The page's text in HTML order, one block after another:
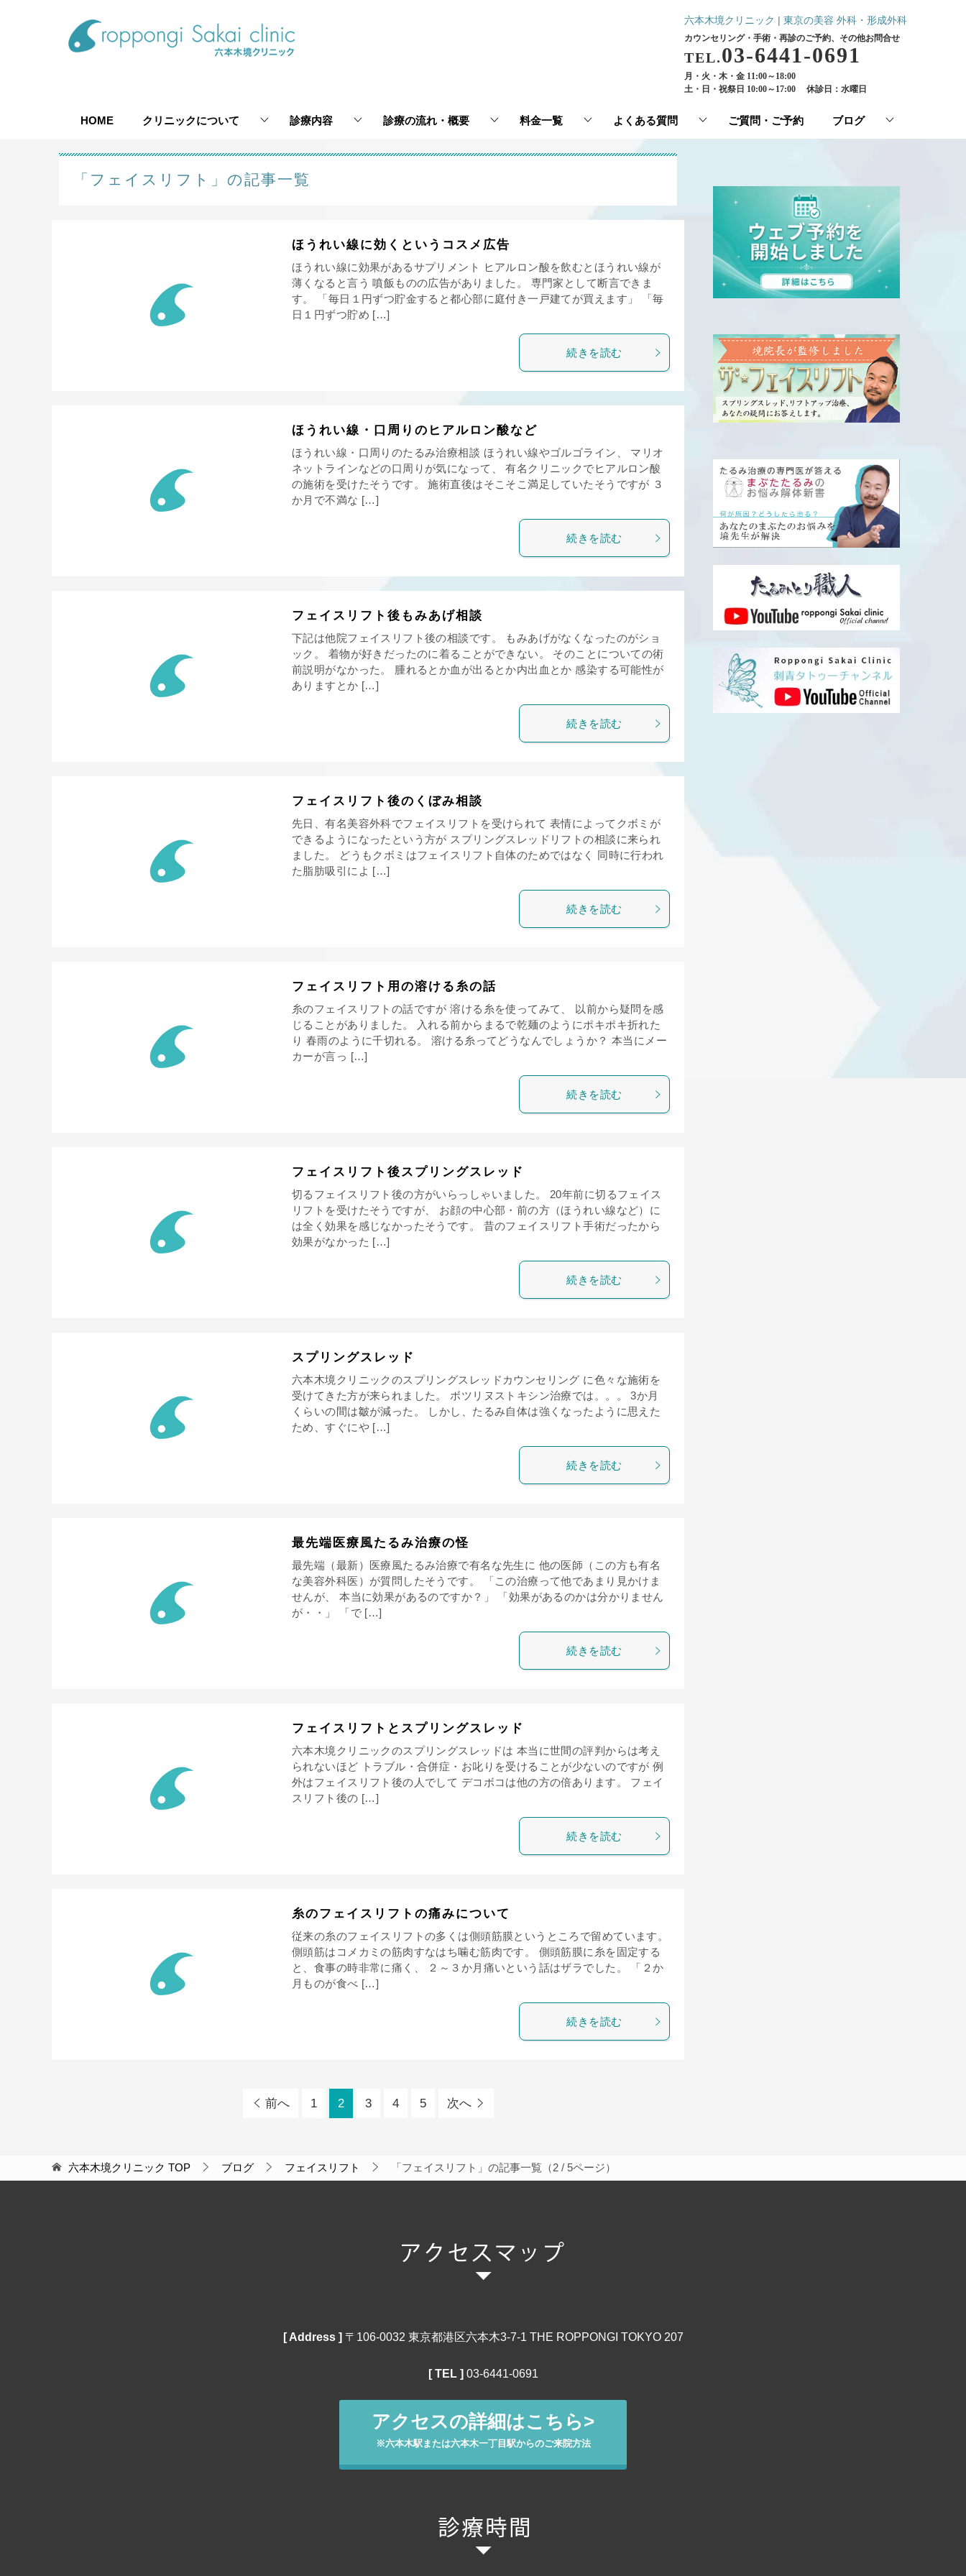
六本木境クリニック | 東京の美容 外科・形成外科
カウンセリング・手術・再診のご予約、その他お問合せ
TEL.03-6441-0691
月・火・木・金 11:00～18:00
土・日・祝祭日 10:00～17:00
休診日：水曜日
HOME クリニックについて 診療内容 診療の流れ・概要 料金一覧 よくある質問 ご質問・ご予約 ブログ
「フェイスリフト」の記事一覧
ほうれい線に効くというコスメ広告
ほうれい線に効果があるサプリメント ヒアルロン酸を飲むとほうれい線が
薄くなると言う 噴飯ものの広告がありました。 専門家として断言できま
す。 「毎日１円ずつ貯金すると都心部に庭付き一戸建てが買えます」 「毎
日１円ずつ貯め […]
続きを読む
ほうれい線・口周りのヒアルロン酸など
ほうれい線・口周りのたるみ治療相談 ほうれい線やゴルゴライン、 マリオ
ネットラインなどの口周りが気になって、 有名クリニックでヒアルロン酸
の施術を受けたそうです。 施術直後はそこそこ満足していたそうですが ３
か月で不満な […]
続きを読む
フェイスリフト後もみあげ相談
下記は他院フェイスリフト後の相談です。 もみあげがなくなったのがショ
ック。 着物が好きだったのに着ることができない。 そのことについての術
前説明がなかった。 腫れるとか血が出るとか内出血とか 感染する可能性が
ありますとか […]
続きを読む
フェイスリフト後のくぼみ相談
先日、有名美容外科でフェイスリフトを受けられて 表情によってクボミが
できるようになったという方が スプリングスレッドリフトの相談に来られ
ました。 どうもクボミはフェイスリフト自体のためではなく 同時に行われ
た脂肪吸引によ […]
続きを読む
フェイスリフト用の溶ける糸の話
糸のフェイスリフトの話ですが 溶ける糸を使ってみて、 以前から疑問を感
じることがありました。 入れる前からまるで乾麺のようにポキポキ折れた
り 春雨のように千切れる。 溶ける糸ってどうなんでしょうか？ 本当にメー
カーが言っ […]
続きを読む
フェイスリフト後スプリングスレッド
切るフェイスリフト後の方がいらっしゃいました。 20年前に切るフェイス
リフトを受けたそうですが、 お顔の中心部・前の方（ほうれい線など）に
は全く効果を感じなかったそうです。 昔のフェイスリフト手術だったから
効果がなかった […]
続きを読む
スプリングスレッド
六本木境クリニックのスプリングスレッドカウンセリング に色々な施術を
受けてきた方が来られました。 ボツリヌストキシン治療では。。。 3か月
くらいの間は皺が減った。 しかし、たるみ自体は強くなったように思えた
ため、すぐにや […]
続きを読む
最先端医療風たるみ治療の怪
最先端（最新）医療風たるみ治療で有名な先生に 他の医師（この方も有名
な美容外科医）が質問したそうです。 「この治療って他であまり見かけま
せんが、 本当に効果があるのですか？」 「効果があるのかは分かりません
が・・」 「で […]
続きを読む
フェイスリフトとスプリングスレッド
六本木境クリニックのスプリングスレッドは 本当に世間の評判からは考え
られないほど トラブル・合併症・お叱りを受けることが少ないのですが 例
外はフェイスリフト後の人でして デコボコは他の方の倍あります。 フェイ
スリフト後の […]
続きを読む
糸のフェイスリフトの痛みについて
従来の糸のフェイスリフトの多くは側頭筋膜というところで留めています。
側頭筋はコメカミの筋肉すなはち噛む筋肉です。 側頭筋膜に糸を固定する
と、食事の時非常に痛く、 ２～３か月痛いという話はザラでした。 「２か
月ものが食べ […]
続きを読む
前へ 1 2 3 4 5 次へ
六本木境クリニック TOP ブログ フェイスリフト 「フェイスリフト」の記事一覧（2 / 5ページ）
[ Address ] 〒106‐0032 東京都港区六本木3-7-1 THE ROPPONGI TOKYO 207
[ TEL ] 03‐6441‐0691
アクセスの詳細はこちら>
※六本木駅または六本木一丁目駅からのご来院方法